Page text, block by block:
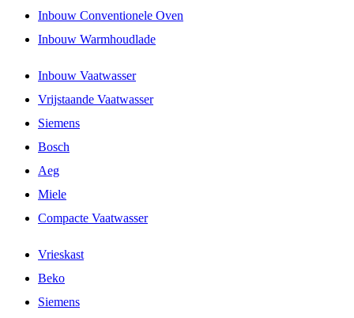
Inbouw Conventionele Oven
Inbouw Warmhoudlade
Inbouw Vaatwasser
Vrijstaande Vaatwasser
Siemens
Bosch
Aeg
Miele
Compacte Vaatwasser
Vrieskast
Beko
Siemens